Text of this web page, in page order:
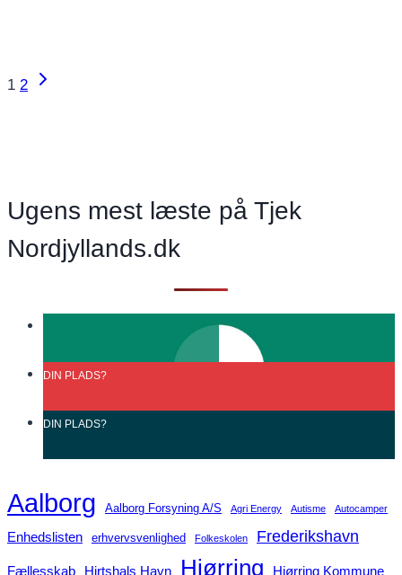
handle
Side
1 2
Næste
Ugens mest læste på Tjek
Nordjyllands.dk
DIN PLADS?
DIN PLADS?
Aalborg Aalborg Forsyning A/S Agri Energy Autisme Autocamper
Enhedslisten erhvervsvenlighed Folkeskolen Frederikshavn
Fællesskab Hirtshals Havn Hjørring Hjørring Kommune